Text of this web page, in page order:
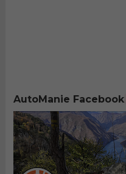
AutoManie Facebook